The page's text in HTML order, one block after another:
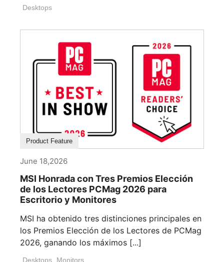
Desktops
Product Feature
June 18,2026
MSI Honrada con Tres Premios Elección
de los Lectores PCMag 2026 para
Escritorio y Monitores
MSI ha obtenido tres distinciones principales en
los Premios Elección de los Lectores de PCMag
2026, ganando los máximos [...]
Desktops Monitors